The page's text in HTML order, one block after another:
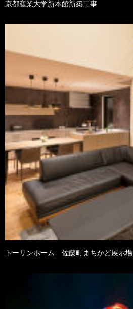
京都産業大学新本館新築工事
トーリンホーム 佐藤町まちかど展示場